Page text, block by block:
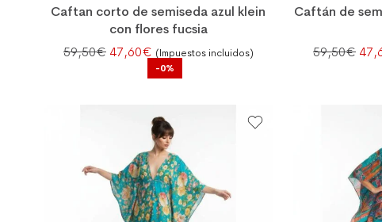
Caftan corto de semiseda azul klein
con flores fucsia
59,50€ El precio original era: 59,50€.
47,60€El precio actual es: 47,60€.
(Impuestos incluidos)
-0%
Caftán de
59,50€ El